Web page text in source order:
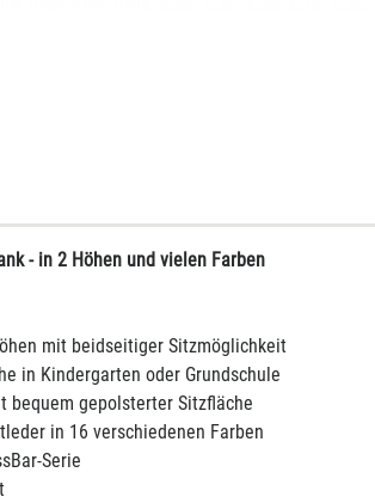
- in 2 Höhen und vielen Farben
mit beidseitiger Sitzmöglichkeit
in Kindergarten oder Grundschule
bequem gepolsterter Sitzfläche
in 16 verschiedenen Farben
Serie